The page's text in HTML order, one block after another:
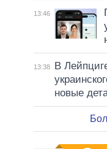
13:46
13:38
В
новые